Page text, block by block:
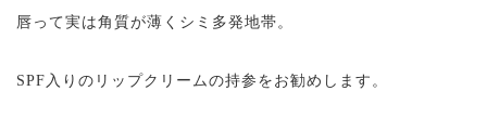
唇って実は角質が薄くシミ多発地帯。
SPF入りのリップクリームの持参をお勧めします。